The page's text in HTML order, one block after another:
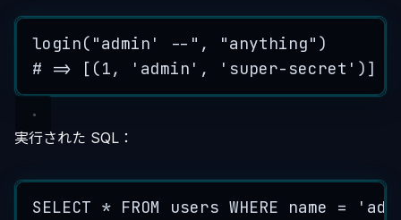
login( "admin' -- " , "anything" )
# => [(1, 'admin', 'super-secret')]
実行された SQL：
SELECT * FROM users WHERE name = '